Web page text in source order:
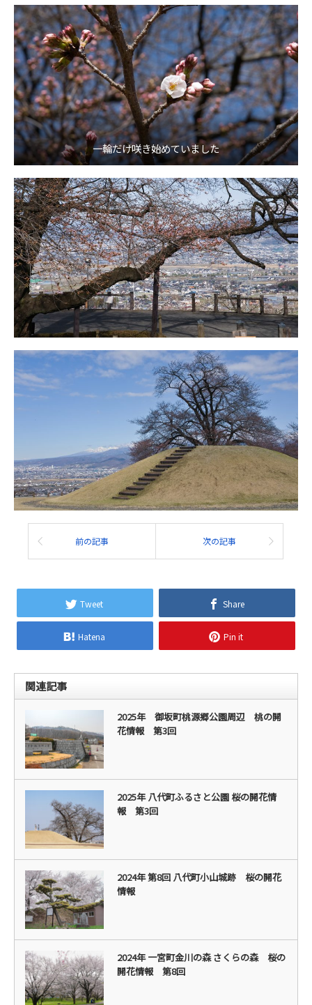
一輪だけ咲き始めていました
前の記事 次の記事
Tweet Share
Hatena Pin it
関連記事
2025年 御坂町桃源郷公園周辺 桃の開
花情報 第3回
2025年 八代町ふるさと公園 桜の開花情
報 第3回
2024年 第8回 八代町小山城跡 桜の開花
情報
2024年 一宮町金川の森 さくらの森 桜の
開花情報 第8回